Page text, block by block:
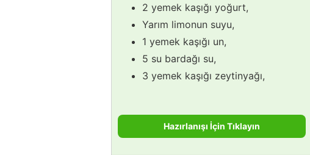
2 yemek kaşığı yoğurt,
Yarım limonun suyu,
1 yemek kaşığı un,
5 su bardağı su,
3 yemek kaşığı zeytinyağı,
Hazırlanışı İçin Tıklayın